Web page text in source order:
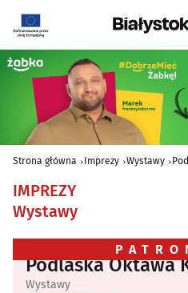
Strona główna Imprezy Wystawy
IMPREZY
Wystawy
Podlaska Oktawa
Wystawy